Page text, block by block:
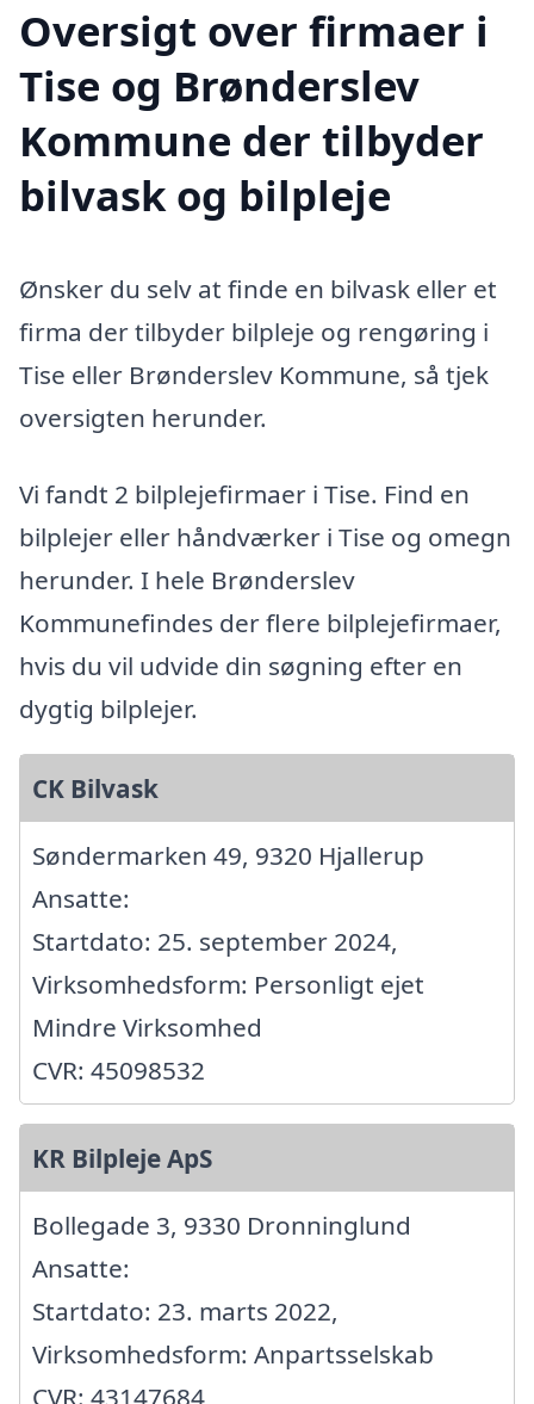
Oversigt over firmaer i
Tise og Brønderslev
Kommune der tilbyder
bilvask og bilpleje
Ønsker du selv at finde en bilvask eller et
firma der tilbyder bilpleje og rengøring i
Tise eller Brønderslev Kommune, så tjek
oversigten herunder.
Vi fandt 2 bilplejefirmaer i Tise. Find en
bilplejer eller håndværker i Tise og omegn
herunder. I hele Brønderslev
Kommunefindes der flere bilplejefirmaer,
hvis du vil udvide din søgning efter en
dygtig bilplejer.
CK Bilvask
Søndermarken 49, 9320 Hjallerup
Ansatte:
Startdato: 25. september 2024,
Virksomhedsform: Personligt ejet
Mindre Virksomhed
CVR: 45098532
KR Bilpleje ApS
Bollegade 3, 9330 Dronninglund
Ansatte:
Startdato: 23. marts 2022,
Virksomhedsform: Anpartsselskab
CVR: 43147684